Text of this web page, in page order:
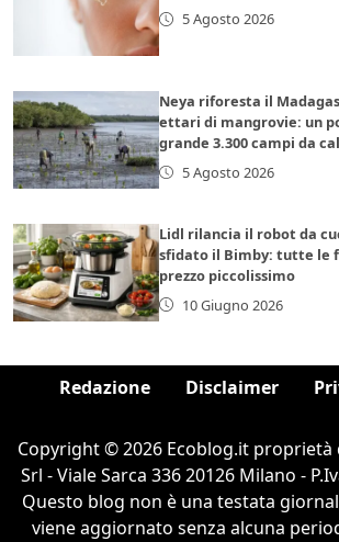
5 Agosto 2026
Neya riforesta il
ettari di mangrovie: un
grande 3.300 campi da
5 Agosto 2026
Lidl rilancia il robot da
sfidato il Bimby: tutte le
prezzo piccolissimo
10 Giugno 2026
Redazione Disclaimer
Copyright © 2026 Ecoblog.it proprietà
Srl - Viale Sarca 336 20126 Milano -
Questo blog non è una testata
viene aggiornato senza alcuna